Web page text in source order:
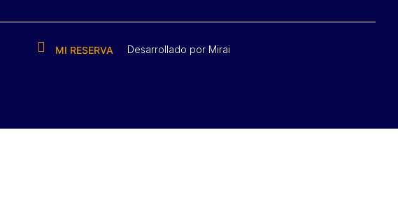
MI RESERVA Desarrollado por Mirai